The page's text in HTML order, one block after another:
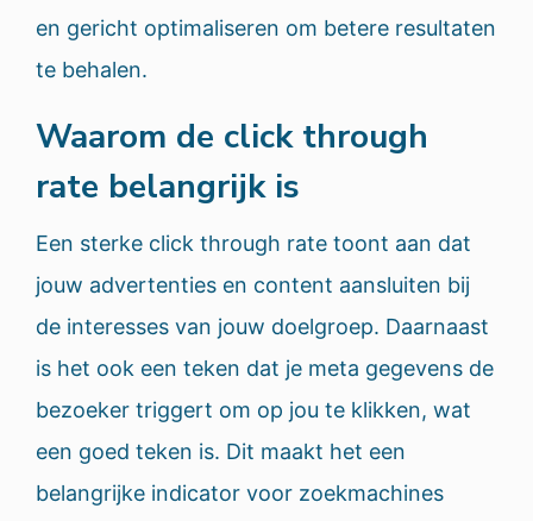
en gericht optimaliseren om betere resultaten
te behalen.
Waarom de click through
rate belangrijk is
Een sterke click through rate toont aan dat
jouw advertenties en content aansluiten bij
de interesses van jouw doelgroep. Daarnaast
is het ook een teken dat je meta gegevens de
bezoeker triggert om op jou te klikken, wat
een goed teken is. Dit maakt het een
belangrijke indicator voor zoekmachines